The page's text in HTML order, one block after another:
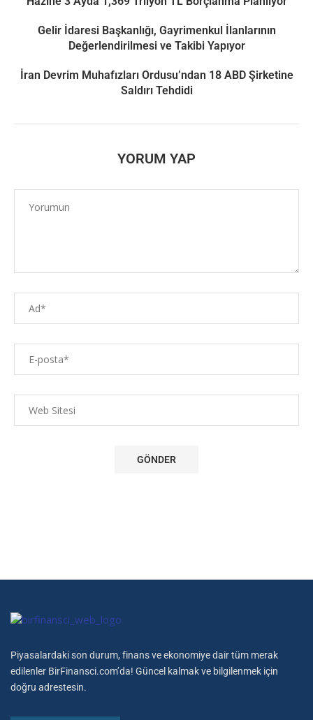
Gelir İdaresi Başkanlığı, Gayrimenkul İlanlarının
Değerlendirilmesi ve Takibi Yapıyor
İran Devrim Muhafızları Ordusu’ndan 18 ABD Şirketine
Saldırı Tehdidi
YORUM YAP
Piyasalardaki son durum, finans ve ekonomiye dair tüm merak
edilenler BirFinansci.com’da! Güncel kalmak ve bilgilenmek için
doğru adrestesin.